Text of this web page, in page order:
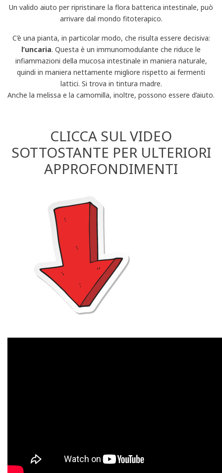
Un valido aiuto per ripristinare la flora batterica intestinale, può
arrivare dal mondo fitoterapico.
C’è una pianta, in particolar modo, che risulta essere decisiva:
l’uncaria. Questa è un immunomodulante che riduce le
infiammazioni della mucosa intestinale in maniera naturale,
quindi in maniera nettamente migliore rispetto ai fermenti
lattici. Si trova in tintura madre.
Anche la melissa e la camomilla, inoltre, possono essere d’aiuto.
CLICCA SUL VIDEO
SOTTOSTANTE PER ULTERIORI
APPROFONDIMENTI